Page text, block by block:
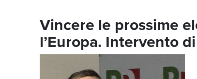
Vincere le prossime
l’Europa. Intervento